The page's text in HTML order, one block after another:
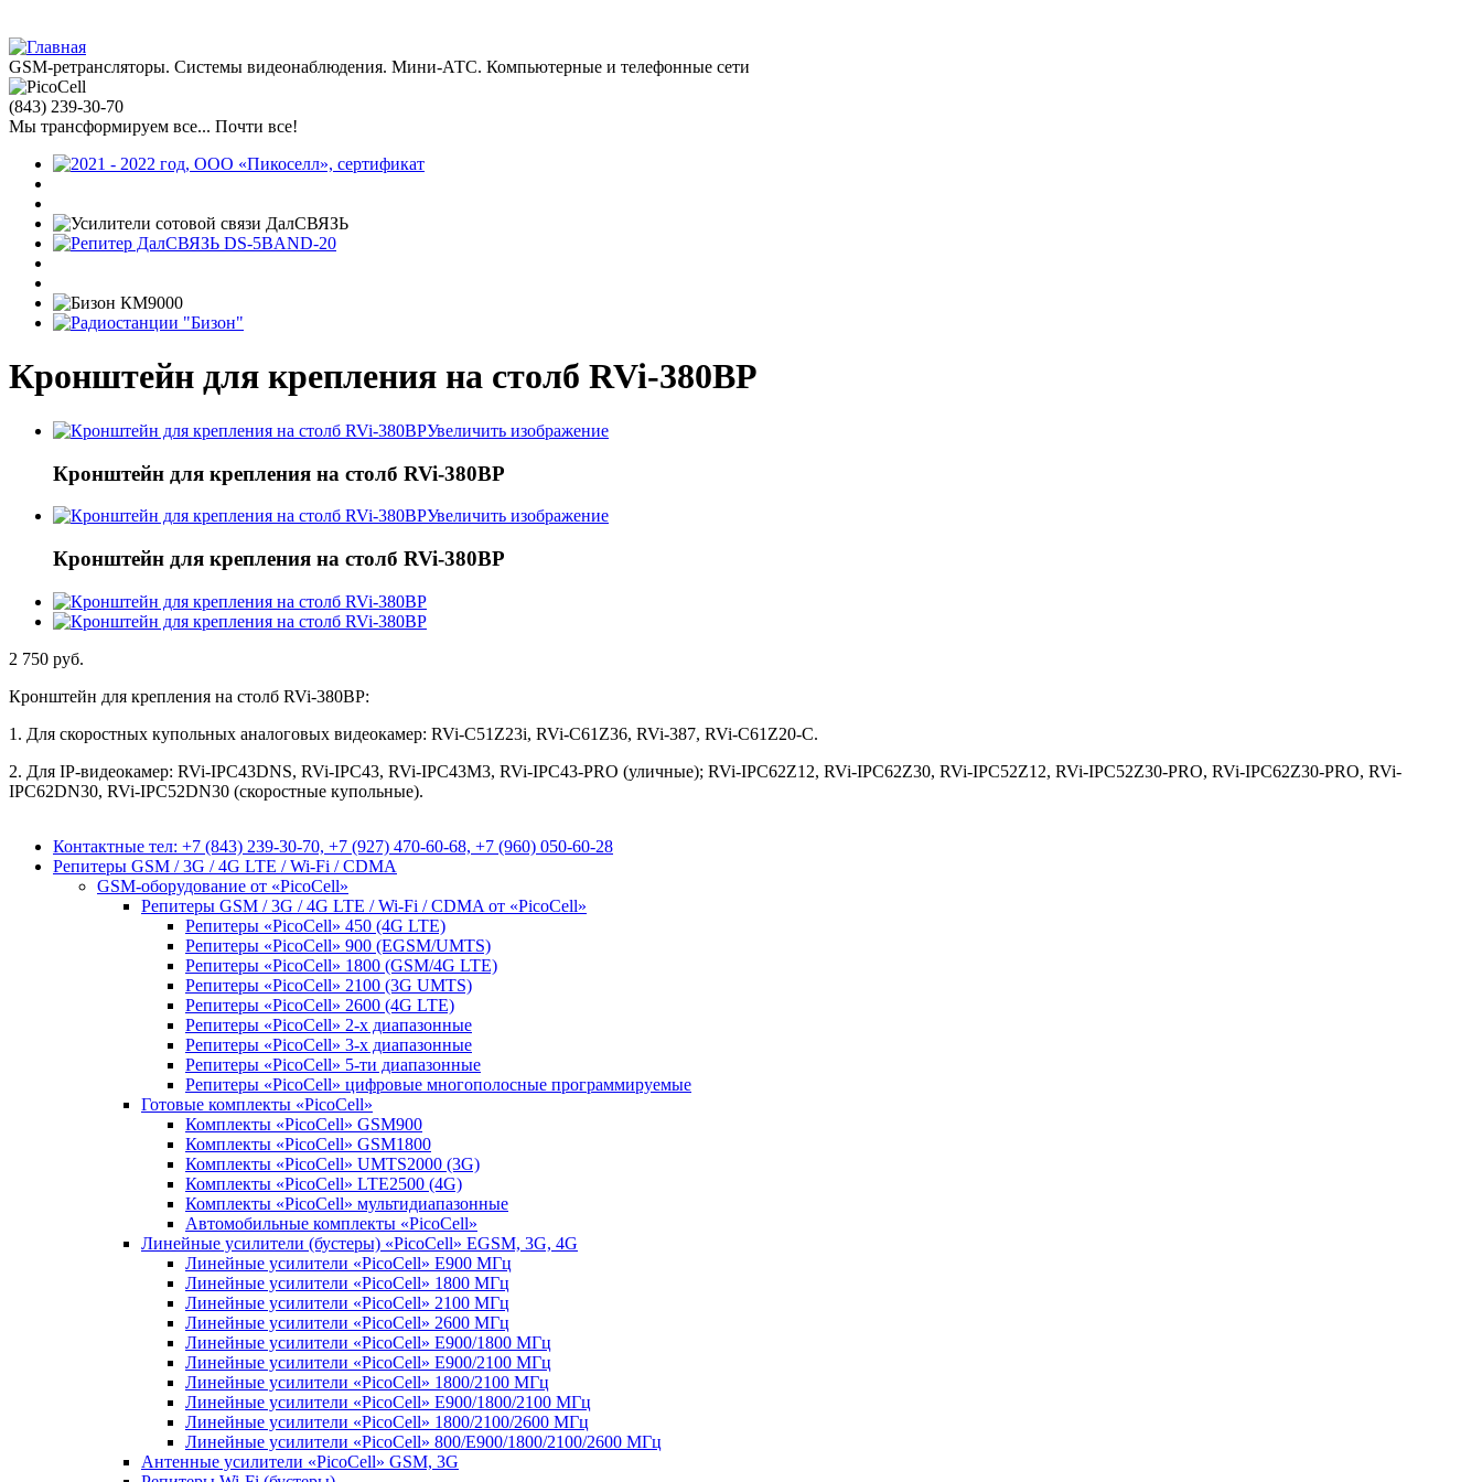
GSM-ретрансляторы. Системы видеонаблюдения. Мини-АТС. Компьютерные и телефонные сети
(843) 239-30-70
Мы трансформируем все... Почти все!
Кронштейн для крепления на столб RVi-380BP
Увеличить изображение
Кронштейн для крепления на столб RVi-380BP
Увеличить изображение
Кронштейн для крепления на столб RVi-380BP
2 750 руб.
Кронштейн для крепления на столб RVi-380BP:
1. Для скоростных купольных аналоговых видеокамер: RVi-C51Z23i, RVi-C61Z36, RVi-387, RVi-C61Z20-C.
2. Для IP-видеокамер: RVi-IPC43DNS, RVi-IPC43, RVi-IPC43M3, RVi-IPC43-PRO (уличные); RVi-IPC62Z12, RVi-IPC62Z30, RVi-IPC52Z12, RVi-IPC52Z30-PRO, RVi-IPC62Z30-PRO, RVi-
IPC62DN30, RVi-IPC52DN30 (скоростные купольные).
Контактные тел: +7 (843) 239-30-70, +7 (927) 470-60-68, +7 (960) 050-60-28
Репитеры GSM / 3G / 4G LTE / Wi-Fi / CDMA
GSM-оборудование от «PicoCell»
Репитеры GSM / 3G / 4G LTE / Wi-Fi / CDMA от «PicoCell»
Репитеры «PicoCell» 450 (4G LTE)
Репитеры «PicoCell» 900 (EGSM/UMTS)
Репитеры «PicoCell» 1800 (GSM/4G LTE)
Репитеры «PicoCell» 2100 (3G UMTS)
Репитеры «PicoCell» 2600 (4G LTE)
Репитеры «PicoCell» 2-х диапазонные
Репитеры «PicoCell» 3-х диапазонные
Репитеры «PicoCell» 5-ти диапазонные
Репитеры «PicoCell» цифровые многополосные программируемые
Готовые комплекты «PicoCell»
Комплекты «PicoCell» GSM900
Комплекты «PicoCell» GSM1800
Комплекты «PicoCell» UMTS2000 (3G)
Комплекты «PicoCell» LTE2500 (4G)
Комплекты «PicoCell» мультидиапазонные
Автомобильные комплекты «PicoCell»
Линейные усилители (бустеры) «PicoCell» EGSM, 3G, 4G
Линейные усилители «PicoCell» E900 МГц
Линейные усилители «PicoCell» 1800 МГц
Линейные усилители «PicoCell» 2100 МГц
Линейные усилители «PicoCell» 2600 МГц
Линейные усилители «PicoCell» E900/1800 МГц
Линейные усилители «PicoCell» E900/2100 МГц
Линейные усилители «PicoCell» 1800/2100 МГц
Линейные усилители «PicoCell» E900/1800/2100 МГц
Линейные усилители «PicoCell» 1800/2100/2600 МГц
Линейные усилители «PicoCell» 800/E900/1800/2100/2600 МГц
Антенные усилители «PicoCell» GSM, 3G